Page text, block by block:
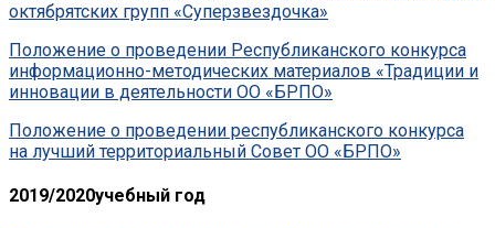
октябрятских групп «Суперзвездочка»
Положение о проведении Республиканского конкурса
информационно-методических материалов «Традиции и
инновации в деятельности ОО «БРПО»
Положение о проведении республиканского конкурса
на лучший территориальный Совет ОО «БРПО»
2019/2020учебный год